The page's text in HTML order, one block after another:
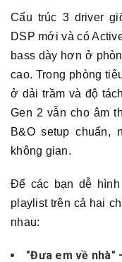
Cấu trúc 3 driver
DSP mới và có
bass dày hơn ở
cao. Trong phòng
ở dải trầm và độ
Gen 2 vẫn cho âm
B&O setup
không gian.
Để các bạn dễ
playlist trên cả hai
nhau:
"Đưa em về nhà"